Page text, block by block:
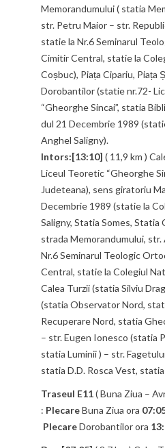
Memorandumului ( statia
str. Petru Maior – str.
statie la Nr.6 Seminarul
Cimitir Central, statie la
Coșbuc), Piața Cipariu, Piața
Dorobantilor (statie nr.72-
“Gheorghe Sincai”, statia
dul 21 Decembrie 1989
Anghel Saligny).
Intors:[13:10] ( 11,9 km )
Liceul Teoretic “Gheorghe
Judeteana), sens giratoriu
Decembrie 1989 (statie la
Saligny, Statia Somes, Statia
strada Memorandumului, str.
Nr.6 Seminarul Teologic
Central, statie la Colegiul
Calea Turzii (statia Silviu
(statia Observator Nord,
Recuperare Nord, statia
– str. Eugen Ionesco (statia
statia Luminii ) – str.
statia D.D. Rosca Vest,
Traseul E11( Buna Ziua –
: PlecareBuna Ziua ora
PlecareDorobantilor ora